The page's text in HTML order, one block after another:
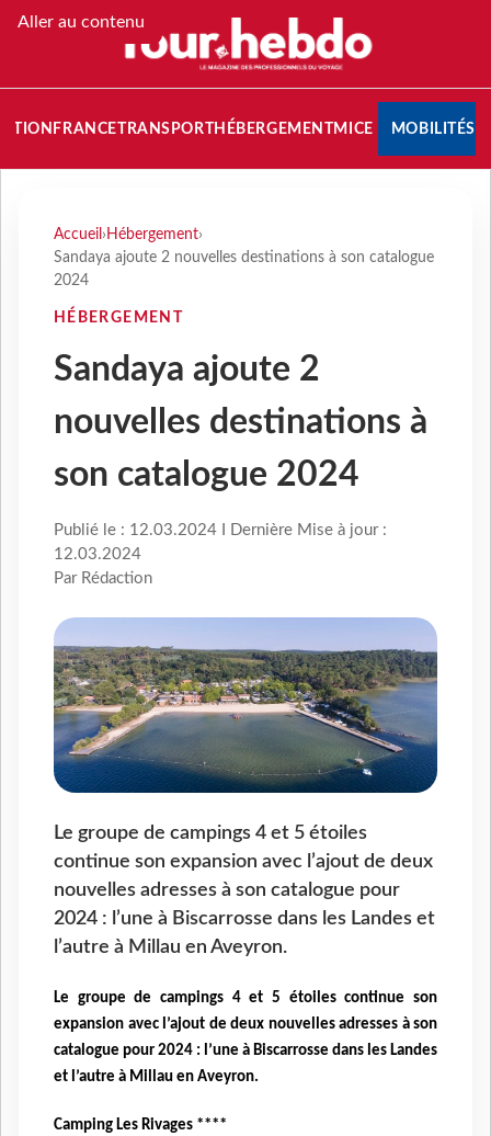
Aller au contenu
FRANCETRANSPORT HÉBERGEMENTMICE MOBILITÉS
Accueil › Hébergement›
Sandaya ajoute 2 nouvelles destinations à son catalogue
2024
HÉBERGEMENT
Sandaya ajoute 2
nouvelles destinations à
son catalogue 2024
Publié le : 12.03.2024 I Dernière Mise à jour :
12.03.2024
Par Rédaction
Le groupe de campings 4 et 5 étoiles
continue son expansion avec l’ajout de deux
nouvelles adresses à son catalogue pour
2024 : l’une à Biscarrosse dans les Landes et
l’autre à Millau en Aveyron.
Le groupe de campings 4 et 5 étoiles continue son
expansion avec l’ajout de deux nouvelles adresses à son
catalogue pour 2024 : l’une à Biscarrosse dans les Landes
et l’autre à Millau en Aveyron.
Camping Les Rivages ****